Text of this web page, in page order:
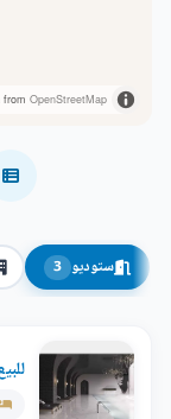
from OpenStreetMap
ستوديو 3
للبيع 63 متر بسكاي لاين